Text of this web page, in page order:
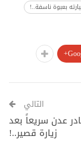
بعبوة ناسفة..!
التالي
عدن سريعاً بعد
زيارة قصير..!